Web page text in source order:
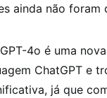
ainda não foram
4o é uma
ChatGPT e
já que